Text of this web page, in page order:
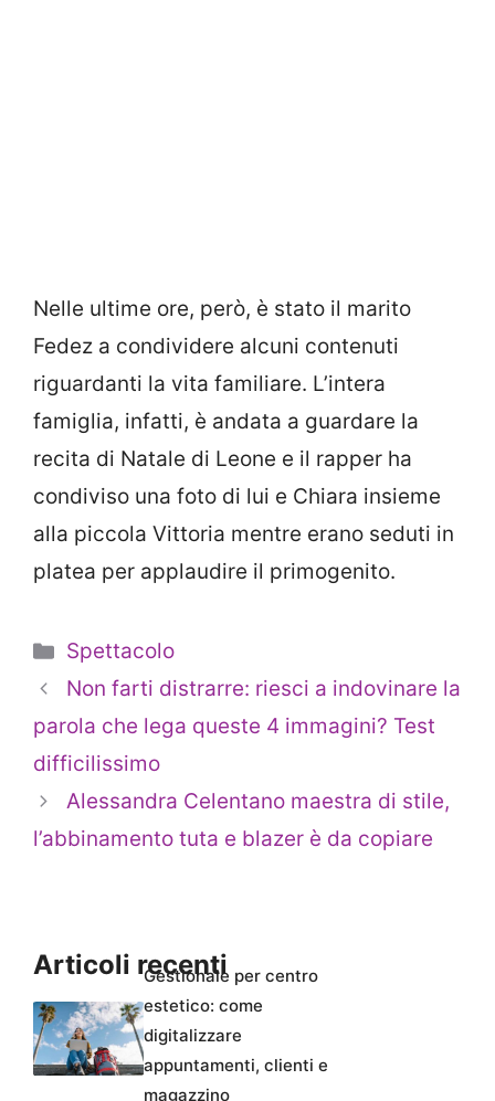
Nelle ultime ore, però, è stato il marito
Fedez a condividere alcuni contenuti
riguardanti la vita familiare. L’intera
famiglia, infatti, è andata a guardare la
recita di Natale di Leone e il rapper ha
condiviso una foto di lui e Chiara insieme
alla piccola Vittoria mentre erano seduti in
platea per applaudire il primogenito.
Categorie
Spettacolo
Non farti distrarre: riesci a indovinare la
parola che lega queste 4 immagini? Test
difficilissimo
Alessandra Celentano maestra di stile,
l’abbinamento tuta e blazer è da copiare
Articoli recentiGestionale per centro
estetico: come
digitalizzare
appuntamenti, clienti e
magazzino